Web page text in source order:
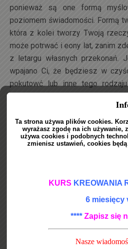
ponieważ są one formą
poziomem świadomości. Formą
która z kolei tworzy Twoją
może potrwać i eony lat, zanim
z letargu własnych przekonań.
wpajano Ci, że będziesz w
pokutowć lub inne tego
Twoim przekonaniem) –
śmierci i będziesz doświadczać
zasadzie nie własnych, tylko
władować do głowy
celu pozbawianie Cię
Będziesz więziony w nich
prawdziwego Boskiego Ja.
Zawsze kiedy starasz się